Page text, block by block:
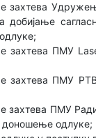
захтева
добијање
захтева ПМУ
захтева ПМУ
захтевa ПМУ
доношење одлуке;